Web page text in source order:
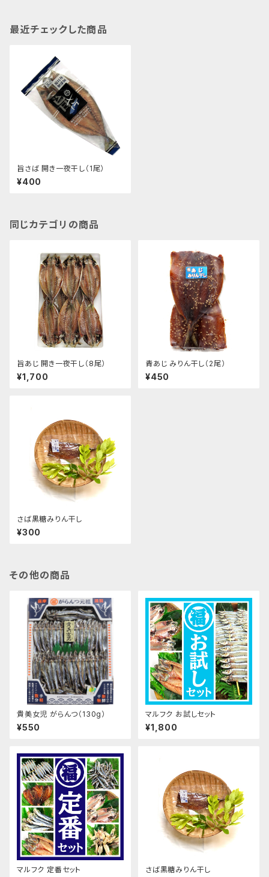
最近チェックした商品
旨さば 開き一夜干し（1尾）
¥400
同じカテゴリの商品
旨あじ 開き一夜干し（8尾）
¥1,700
青あじ みりん干し（2尾）
¥450
さば黒糖みりん干し
¥300
その他の商品
貴美女児 がらんつ（130g）
¥550
マルフク お試しセット
¥1,800
マルフク 定番セット さば黒糖みりん干し